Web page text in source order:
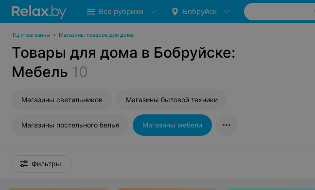
Все рубрики Бобруйск
ТЦ и магазины • Магазины товаров для дома
Товары для дома в Бобруйске:
Мебель 10
Магазины светильников Магазины бытовой техники
Магазины постельного белья Магазины мебели
Фильтры